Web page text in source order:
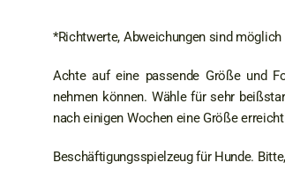
*Richtwerte, Abweichungen sind möglich
Achte auf eine passende Größe und
nehmen können. Wähle für sehr
nach einigen Wochen eine Größe
Beschäftigungsspielzeug für Hunde.